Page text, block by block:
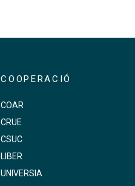
COOPERACIÓ
COAR
CRUE
CSUC
LIBER
UNIVERSIA